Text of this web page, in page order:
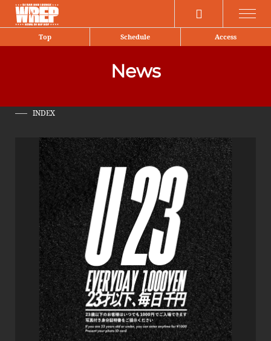
Top Schedule Access
Share
News
INDEX